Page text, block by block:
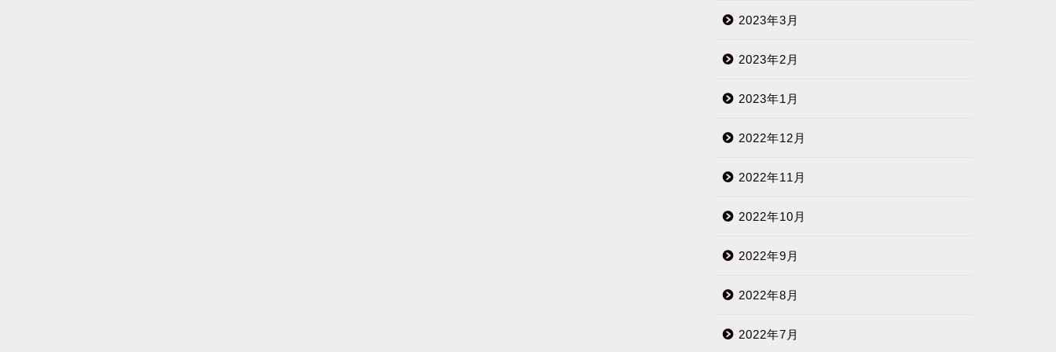
2023年3月
2023年2月
2023年1月
2022年12月
2022年11月
2022年10月
2022年9月
2022年8月
2022年7月